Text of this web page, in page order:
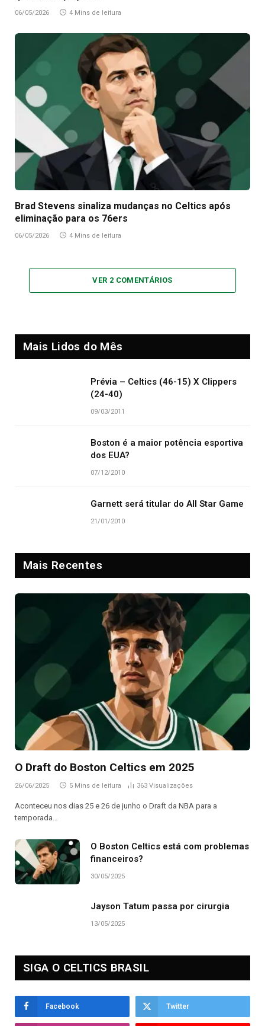
06/05/2026 4 Mins de leitura
Brad Stevens sinaliza mudanças no Celtics após
eliminação para os 76ers
06/05/2026 4 Mins de leitura
VER 2 COMENTÁRIOS
Mais Lidos do Mês
Prévia – Celtics (46-15) X Clippers
(24-40)
09/03/2011
Boston é a maior potência esportiva
dos EUA?
07/12/2010
Garnett será titular do All Star Game
21/01/2010
Mais Recentes
O Draft do Boston Celtics em 2025
26/06/2025 5 Mins de leitura 363 Visualizações
Aconteceu nos dias 25 e 26 de junho o Draft da NBA para a
temporada…
O Boston Celtics está com problemas
financeiros?
30/05/2025
Jayson Tatum passa por cirurgia
13/05/2025
SIGA O CELTICS BRASIL
Facebook Twitter